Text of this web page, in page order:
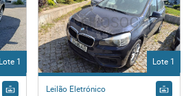
Lote 1 Lote 1
Leilão Eletrónico